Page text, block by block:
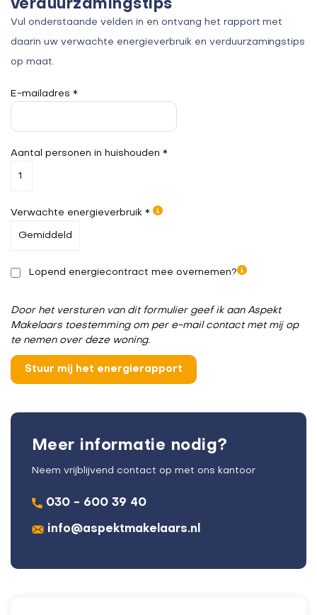
verduurzamingstips
Vul onderstaande velden in en ontvang het rapport met
daarin uw verwachte energieverbruik en verduurzamingstips
op maat.
E-mailadres *
Aantal personen in huishouden *
Verwachte energieverbruik *
Lopend energiecontract mee overnemen?
Door het versturen van dit formulier geef ik aan Aspekt
Makelaars toestemming om per e-mail contact met mij op
te nemen over deze woning.
Meer informatie nodig?
Neem vrijblijvend contact op met ons kantoor
030 - 600 39 40
info@aspektmakelaars.nl